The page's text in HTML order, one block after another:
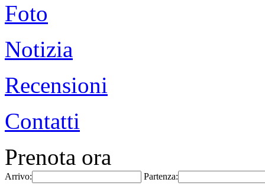
Foto
Notizia
Recensioni
Contatti
Prenota ora
Arrivo: Partenza: